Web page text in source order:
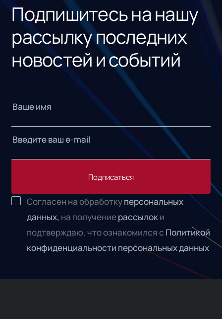
Подпишитесь на нашу
рассылку последних
новостей и событий
Подписаться
Согласен на обработкуперсональных
данных, на получениерассылоки
подтверждаю, что ознакомился с Политикой
конфиденциальности персональных данных